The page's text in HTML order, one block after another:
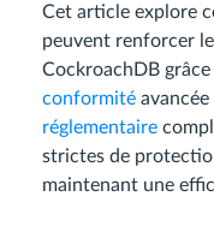
Cet article explore
peuvent renforcer
CockroachDB grâce
conformité
réglementaire
strictes de
maintenant une